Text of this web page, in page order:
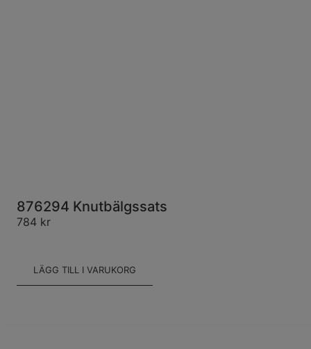
876294 Knutbälgssats
784 kr
LÄGG TILL I VARUKORG